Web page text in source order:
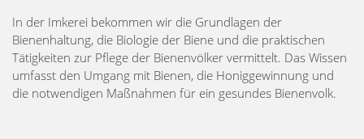
In der Imkerei bekommen wir die Grundlagen der
Bienenhaltung, die Biologie der Biene und die praktischen
Tätigkeiten zur Pflege der Bienenvölker vermittelt. Das Wissen
umfasst den Umgang mit Bienen, die Honiggewinnung und
die notwendigen Maßnahmen für ein gesundes Bienenvolk.